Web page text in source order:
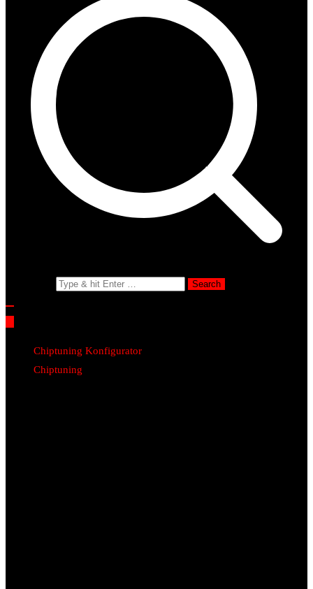
Chiptuning Konfigurator
Chiptuning